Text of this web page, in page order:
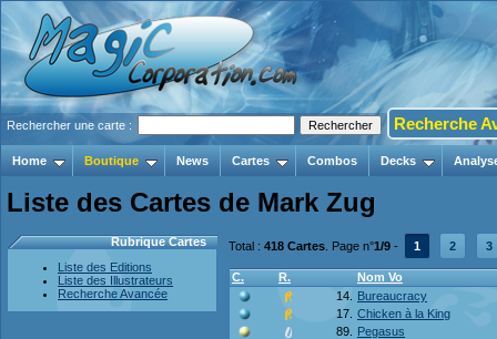
Rechercher une carte : Recherche
Home Boutique News Cartes Combos Decks
Liste des Cartes de Mark Zug
Rubrique Cartes
Liste des Editions
Liste des Illustrateurs
Recherche Avancée
Total : 418 Cartes . Page n°1/9 - 1 2 3
C. R.
Nom Vo
14.
Bureaucracy
17. Chicken à la King
89.
Pegasus